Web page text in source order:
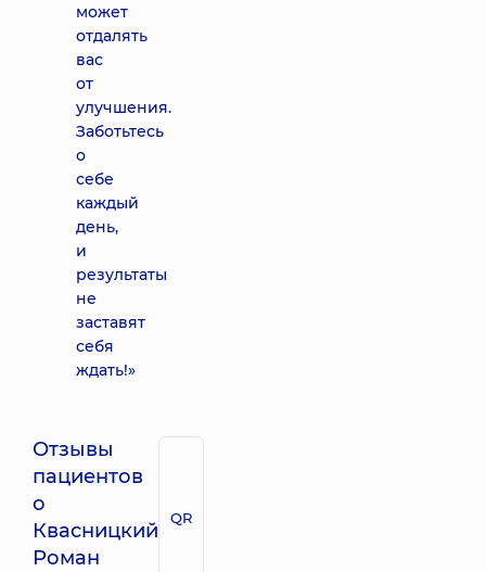
может
отдалять
вас
от
улучшения.
Заботьтесь
о
себе
каждый
день,
и
результаты
не
заставят
себя
ждать!»
Отзывы
пациентов
о
Квасницкий
Роман
QR